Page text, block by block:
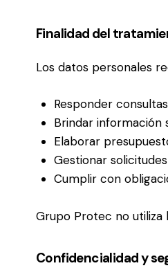
Finalidad del
Los datos personales
Responder
Brindar información
Elaborar
Gestionar
Cumplir con
Grupo Protec no utiliza
Confidencialidad y